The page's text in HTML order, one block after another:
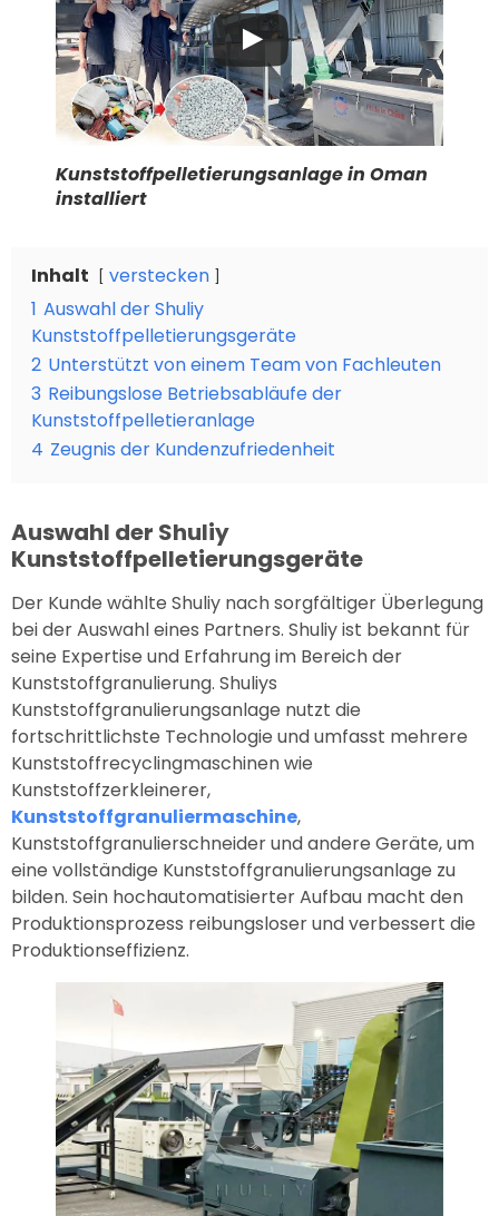
Kunststoffpelletierungsanlage in Oman
installiert
Inhalt
verstecken
1 Auswahl der Shuliy
Kunststoffpelletierungsgeräte
2 Unterstützt von einem Team von Fachleuten
3 Reibungslose Betriebsabläufe der
Kunststoffpelletieranlage
4 Zeugnis der Kundenzufriedenheit
Auswahl der Shuliy
Kunststoffpelletierungsgeräte
Der Kunde wählte Shuliy nach sorgfältiger Überlegung
bei der Auswahl eines Partners. Shuliy ist bekannt für
seine Expertise und Erfahrung im Bereich der
Kunststoffgranulierung. Shuliys
Kunststoffgranulierungsanlage nutzt die
fortschrittlichste Technologie und umfasst mehrere
Kunststoffrecyclingmaschinen wie
Kunststoffzerkleinerer,
Kunststoffgranuliermaschine,
Kunststoffgranulierschneider und andere Geräte, um
eine vollständige Kunststoffgranulierungsanlage zu
bilden. Sein hochautomatisierter Aufbau macht den
Produktionsprozess reibungsloser und verbessert die
Produktionseffizienz.